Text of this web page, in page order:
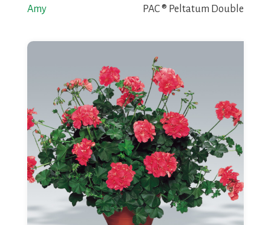
Amy PAC ® Peltatum Double